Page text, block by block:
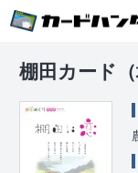
棚田カード（